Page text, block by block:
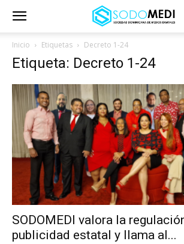
Inicio Etiquetas Decreto 1-24
Etiqueta: Decreto 1-24
SODOMEDI valora la
publicidad estatal y llama al...